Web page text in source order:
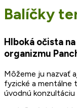
Balíčky
Hlboká očista
organizmu
Môžeme ju nazvať
fyzické a mentálne
úvodnú